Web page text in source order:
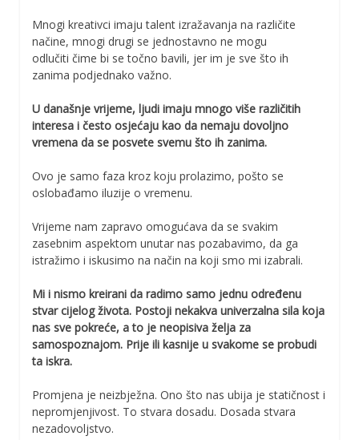
Mnogi kreativci imaju talent izražavanja na različite
načine, mnogi drugi se jednostavno ne mogu
odlučiti čime bi se točno bavili, jer im je sve što ih
zanima podjednako važno.
U današnje vrijeme, ljudi imaju mnogo više različitih
interesa i često osjećaju kao da nemaju dovoljno
vremena da se posvete svemu što ih zanima.
Ovo je samo faza kroz koju prolazimo, pošto se
oslobađamo iluzije o vremenu.
Vrijeme nam zapravo omogućava da se svakim
zasebnim aspektom unutar nas pozabavimo, da ga
istražimo i iskusimo na način na koji smo mi izabrali.
Mi i nismo kreirani da radimo samo jednu određenu
stvar cijelog života. Postoji nekakva univerzalna sila koja
nas sve pokreće, a to je neopisiva želja za
samospoznajom. Prije ili kasnije u svakome se probudi
ta iskra.
Promjena je neizbježna. Ono što nas ubija je statičnost i
nepromjenjivost. To stvara dosadu. Dosada stvara
nezadovoljstvo.